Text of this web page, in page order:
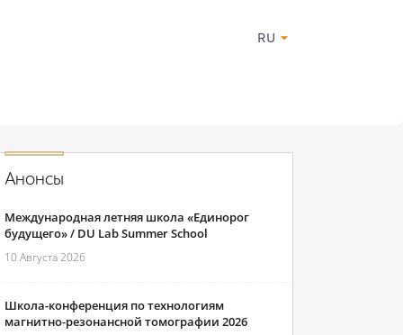
RU
Анонсы
Международная летняя школа «Единорог
будущего» / DU Lab Summer School
10 Августа 2026
Школа-конференция по технологиям
магнитно-резонансной томографии 2026